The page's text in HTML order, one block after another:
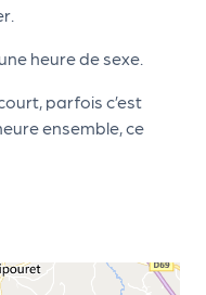
heure de sexe.
parfois c’est
ensemble, ce